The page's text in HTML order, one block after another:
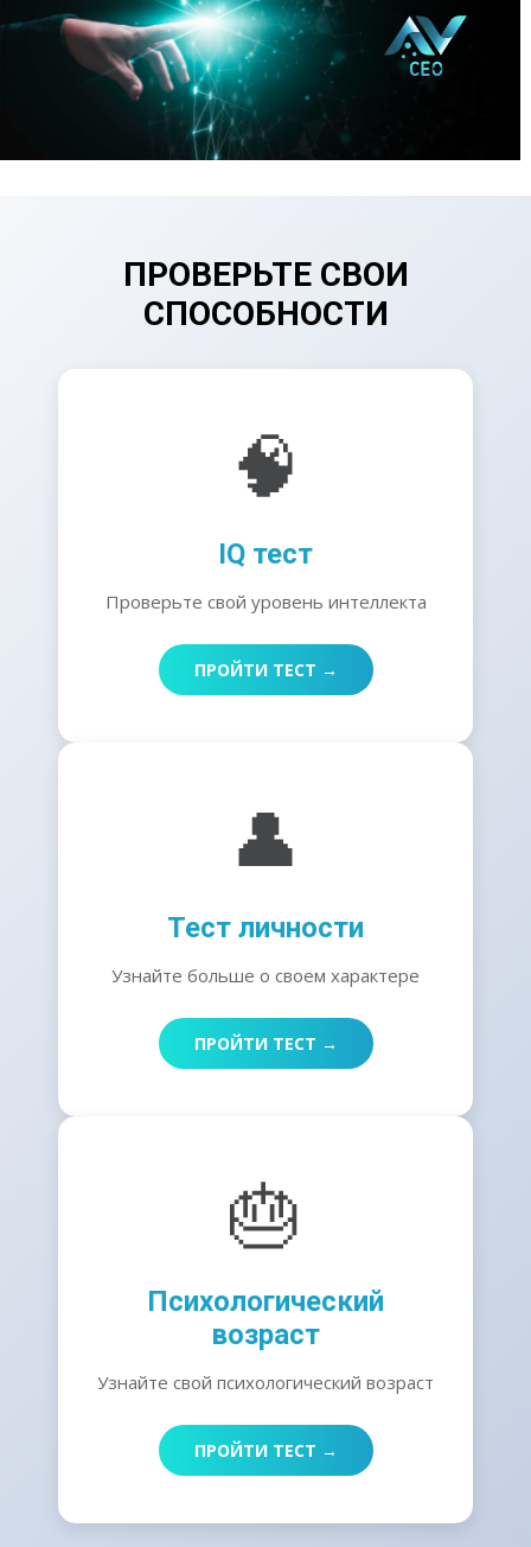
ПРОВЕРЬТЕ СВОИ
СПОСОБНОСТИ
🧠
IQ тест
Проверьте свой уровень интеллекта
ПРОЙТИ ТЕСТ →
👤
Тест личности
Узнайте больше о своем характере
ПРОЙТИ ТЕСТ →
🎂
Психологический
возраст
Узнайте свой психологический возраст
ПРОЙТИ ТЕСТ →